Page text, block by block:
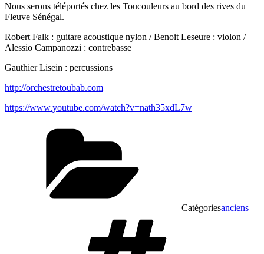
Nous serons téléportés chez les Toucouleurs au bord des rives du
Fleuve Sénégal.
Robert Falk : guitare acoustique nylon / Benoit Leseure : violon /
Alessio Campanozzi : contrebasse
Gauthier Lisein : percussions
http://orchestretoubab.com
https://www.youtube.com/watch?v=nath35xdL7w
Catégoriesanciens